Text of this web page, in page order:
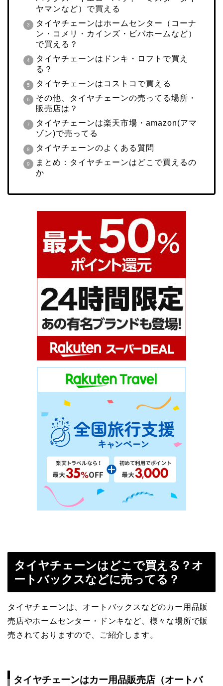
ヤマンなど）で買える
タイヤチェーンはホームセンター（コーナ
ン・コメリ・カインズ・ビバホームなど）
で買える？
タイヤチェーンはドンキ・ロフトで買え
る？
タイヤチェーンはコストコで買える
その他、タイヤチェーンの売ってる場所・
販売店は？
タイヤチェーンは楽天市場・amazon(アマ
ゾン)で売ってる
タイヤチェーンのよくある質問
まとめ：タイヤチェーンはどこで買えるの
か
タイヤチェーンはどこで買える？オ
ートバックスなどに売ってる？
タイヤチェーンは、オートバックスなどのカー用品販
売店やホームセンター・ドンキなど、様々な場所で販
売されておりますので、ご紹介します。
タイヤチェーンはカー用品販売店（オートバ